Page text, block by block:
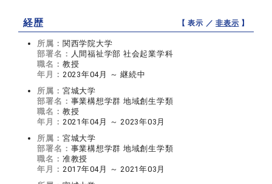
経歴 【 表示 ／非表示 】
所属： 関西学院大学
部署名： 人間福祉学部 社会起業学科
職名： 教授
年月： 2023年04月 ～ 継続中
所属： 宮城大学
部署名： 事業構想学群 地域創生学類
職名： 教授
年月： 2021年04月 ～ 2023年03月
所属： 宮城大学
部署名： 事業構想学群 地域創生学類
職名： 准教授
年月： 2017年04月 ～ 2021年03月